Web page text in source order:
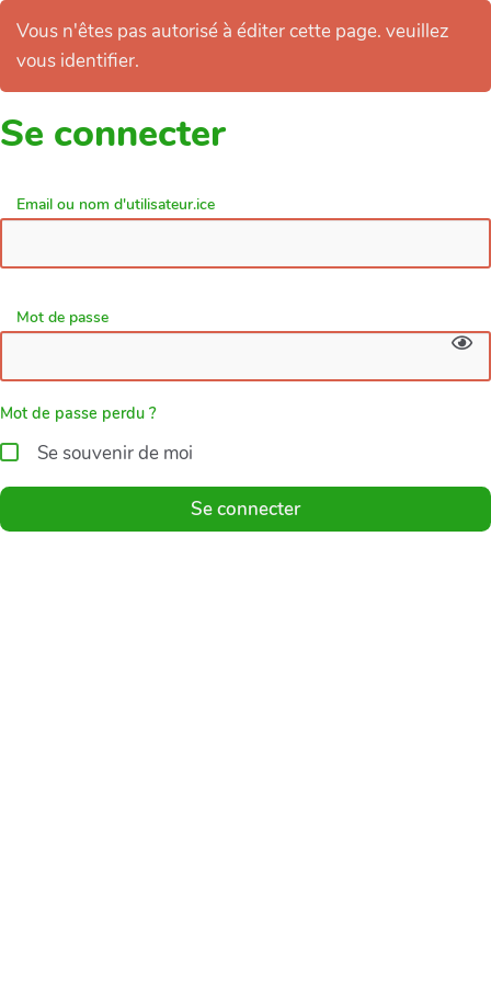
Vous n'êtes pas autorisé à éditer cette page. veuillez
vous identifier.
Se connecter
Email ou nom d'utilisateur.ice
Mot de passe
Mot de passe perdu ?
Se souvenir de moi
Se connecter